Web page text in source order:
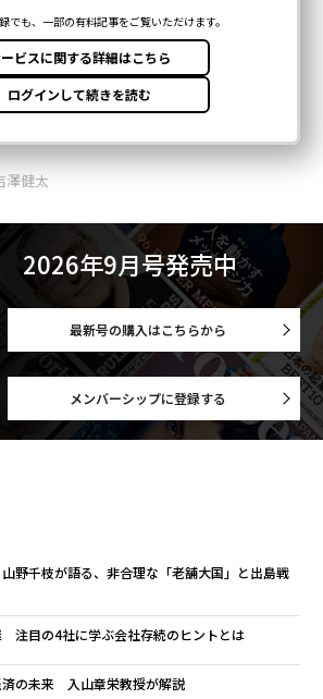
澤健太
2026年9月号発売中
最新号の購入はこちらから
メンバーシップに登録する
野千枝が語る、非合理な「老舗大国」と出島戦
注目の4社に学ぶ会社存続のヒントとは
済の未来 入山章栄教授が解説